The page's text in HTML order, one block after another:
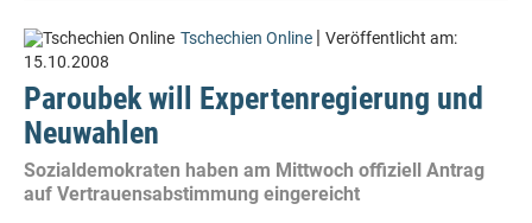
Tschechien Online | Veröffentlicht am:
15.10.2008
Paroubek will Expertenregierung und
Neuwahlen
Sozialdemokraten haben am Mittwoch offiziell Antrag
auf Vertrauensabstimmung eingereicht